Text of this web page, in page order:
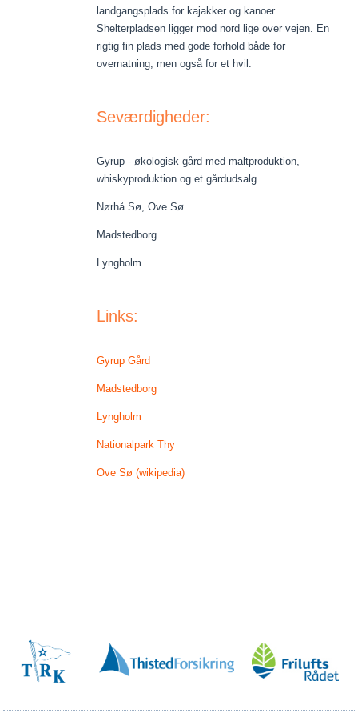
landgangsplads for kajakker og kanoer.
Shelterpladsen ligger mod nord lige over vejen. En
rigtig fin plads med gode forhold både for
overnatning, men også for et hvil.
Seværdigheder:
Gyrup - økologisk gård med maltproduktion,
whiskyproduktion og et gårdudsalg.
Nørhå Sø, Ove Sø
Madstedborg.
Lyngholm
Links:
Gyrup Gård
Madstedborg
Lyngholm
Nationalpark Thy
Ove Sø (wikipedia)